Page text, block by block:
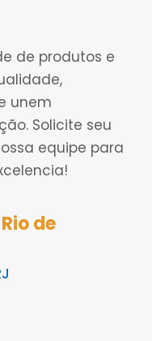
de produtos e
unem
Solicite seu
equipe para
Rio de